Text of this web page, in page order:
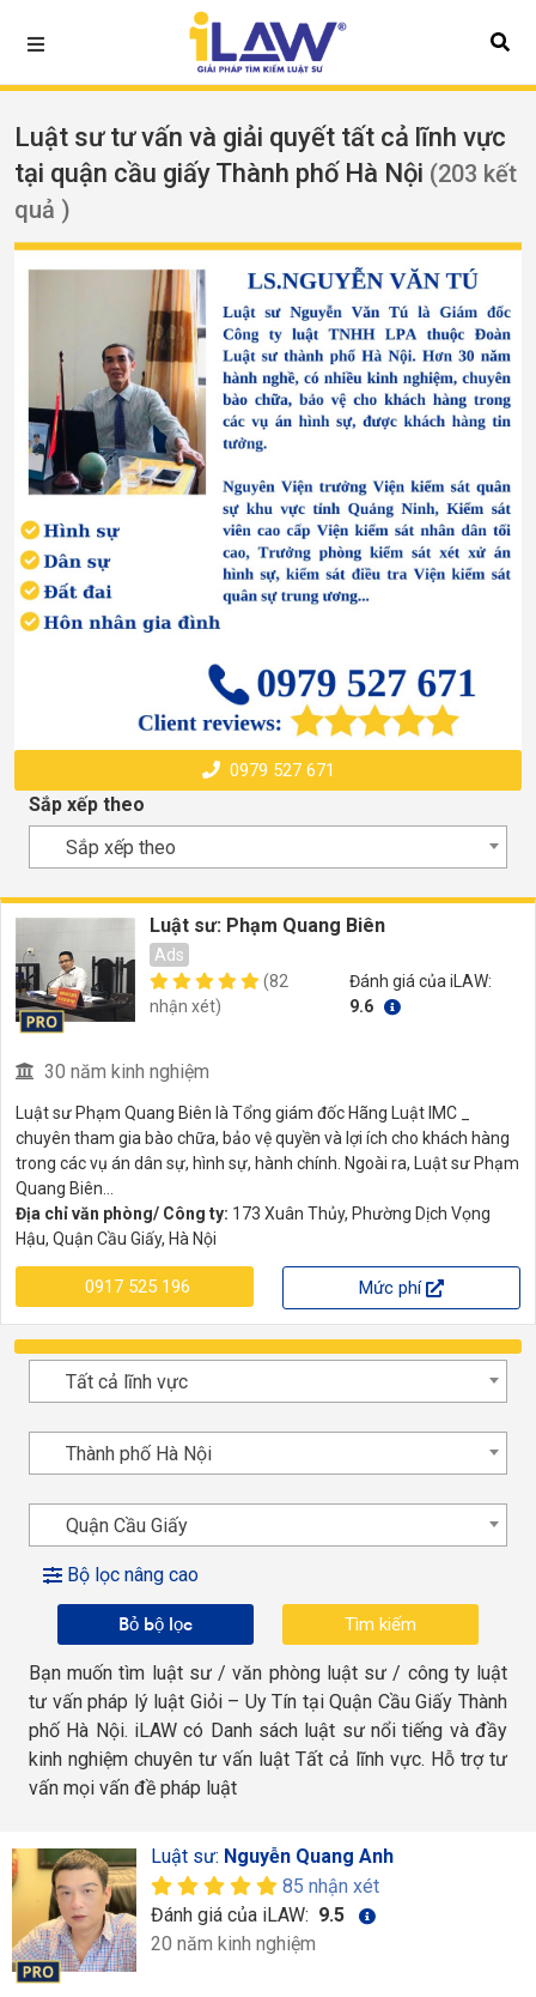
Luật sư tư vấn và giải quyết tất cả lĩnh vực
tại quận cầu giấy Thành phố Hà Nội (203 kết
quả )
0979 527 671
Sắp xếp theo
Sắp xếp theo
Luật sư: Phạm Quang Biên
Ads
(82
nhận xét)
Đánh giá của iLAW:
9.6
30 năm kinh nghiệm
Luật sư Phạm Quang Biên là Tổng giám đốc Hãng Luật IMC _
chuyên tham gia bào chữa, bảo vệ quyền và lợi ích cho khách hàng
trong các vụ án dân sự, hình sự, hành chính. Ngoài ra, Luật sư Phạm
Quang Biên...
Địa chỉ văn phòng/ Công ty: 173 Xuân Thủy, Phường Dịch Vọng
Hậu, Quận Cầu Giấy, Hà Nội
0917 525 196 Mức phí
Tất cả lĩnh vực
Thành phố Hà Nội
Quận Cầu Giấy
Bộ lọc nâng cao
Bỏ bộ lọc
Bạn muốn tìm luật sư / văn phòng luật sư / công ty luật
tư vấn pháp lý luật Giỏi – Uy Tín tại Quận Cầu Giấy Thành
phố Hà Nội. iLAW có Danh sách luật sư nổi tiếng và đầy
kinh nghiệm chuyên tư vấn luật Tất cả lĩnh vực. Hỗ trợ tư
vấn mọi vấn đề pháp luật
Luật sư: Nguyễn Quang Anh
85 nhận xét
Đánh giá của iLAW: 9.5
20 năm kinh nghiệm